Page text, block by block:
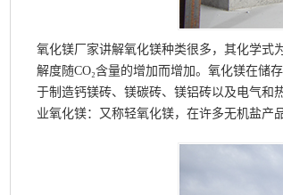
氧化镁厂家讲解氧化镁种类很多，其化学式
解度随CO₂含量的增加而增加。氧化镁在储
于制造钙镁砖、镁碳砖、镁铝砖以及电气和
业氧化镁：又称轻氧化镁，在许多无机盐产